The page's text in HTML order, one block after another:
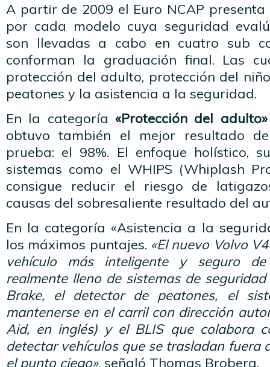
A partir de 2009 el Euro NCAP
por cada modelo cuya seguridad
son llevadas a cabo en cuatro sub
conforman la graduación final. Las
protección del adulto, protección del
peatones y la asistencia a la seguridad.
En la categoría «Protección del adulto»
obtuvo también el mejor resultado
prueba: el 98%. El enfoque holístico,
sistemas como el WHIPS (Whiplash
consigue reducir el riesgo de
causas del sobresaliente resultado del
En la categoría «Asistencia a la
los máximos puntajes. «El nuevo Volvo
vehículo más inteligente y seguro
realmente lleno de sistemas de
Brake, el detector de peatones, el
mantenerse en el carril con dirección
Aid, en inglés) y el BLIS que colabora
detectar vehículos que se trasladan fuera
el punto ciego», señaló Thomas Broberg.